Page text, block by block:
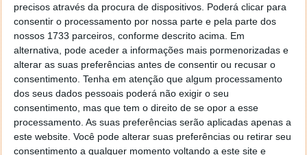
precisos através da procura de dispositivos. Poderá clicar para
consentir o processamento por nossa parte e pela parte dos
nossos 1733 parceiros, conforme descrito acima. Em
alternativa, pode aceder a informações mais pormenorizadas e
alterar as suas preferências antes de consentir ou recusar o
consentimento. Tenha em atenção que algum processamento
dos seus dados pessoais poderá não exigir o seu
consentimento, mas que tem o direito de se opor a esse
processamento. As suas preferências serão aplicadas apenas a
este website. Você pode alterar suas preferências ou retirar seu
consentimento a qualquer momento voltando a este site e
Desculpa mas o link funciona. Seja como for segue por mail
o MSn Messenger 8.
Responder
Vítor M.
@Rui
Tens de encontrar o que te falei. Faz da seguinte maneira,
janela iniciar e no topo dessa janela com o botão direito do
rato faz propriedades. Depois no separador Menu ‘Iniciar’
clica no botão ‘Personalizar’ aí encontrarás no separador